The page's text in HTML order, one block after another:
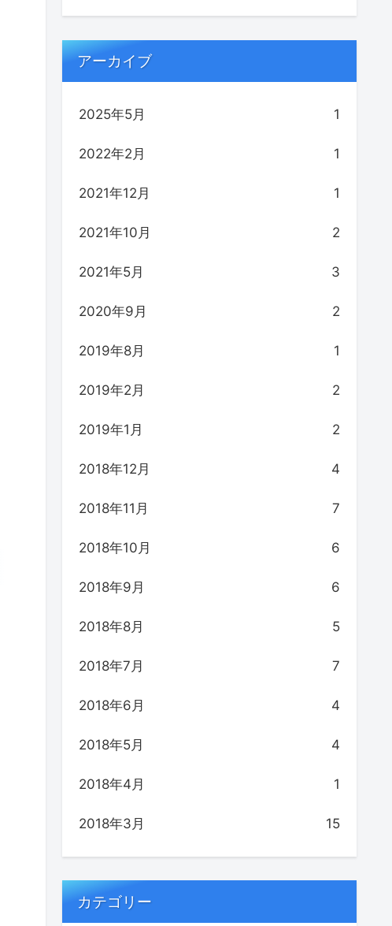
アーカイブ
2025年5月 1
2022年2月 1
2021年12月 1
2021年10月 2
2021年5月 3
2020年9月 2
2019年8月 1
2019年2月 2
2019年1月 2
2018年12月 4
2018年11月 7
2018年10月 6
2018年9月 6
2018年8月 5
2018年7月 7
2018年6月 4
2018年5月 4
2018年4月 1
2018年3月 15
カテゴリー